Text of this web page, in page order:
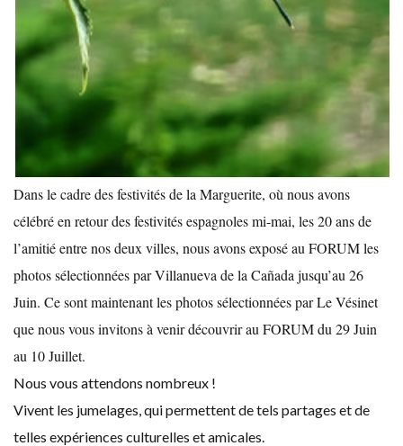
Dans le cadre des festivités de la Marguerite, où nous avons
célébré en retour des festivités espagnoles mi-mai, les 20 ans de
l’amitié entre nos deux villes, nous avons exposé au FORUM les
photos sélectionnées par Villanueva de la Cañada jusqu’au 26
Juin. Ce sont maintenant les photos sélectionnées par Le Vésinet
que nous vous invitons à venir découvrir au FORUM du 29 Juin
au 10 Juillet.
Nous vous attendons nombreux !
Vivent les jumelages, qui permettent de tels partages et de
telles expériences culturelles et amicales.